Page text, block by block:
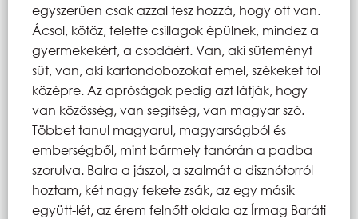
egyszerűen csak azzal tesz hozzá, hogy ott van.
Ácsol, kötöz, felette csillagok épülnek, mindez a
gyermekekért, a csodáért. Van, aki süteményt
süt, van, aki kartondobozokat emel, székeket tol
középre. Az apróságok pedig azt látják, hogy
van közösség, van segítség, van magyar szó.
Többet tanul magyarul, magyarságból és
emberségből, mint bármely tanórán a padba
szorulva. Balra a jászol, a szalmát a disznótorról
hoztam, két nagy fekete zsák, az egy másik
együtt-lét, az érem felnőtt oldala az Írmag Baráti